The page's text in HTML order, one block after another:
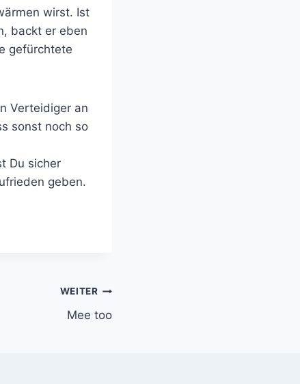
wirst. Ist
backt er eben
gefürchtete
Verteidiger an
sonst noch so
Du sicher
geben.
WEITER
Mee too